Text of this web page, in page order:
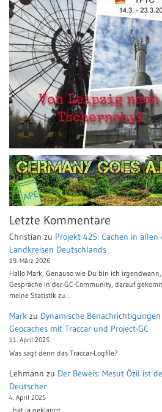
Letzte Kommentare
Christian zu Projekt 425: Cachen in allen
Landkreisen Deutschlands
19. März 2026
Hallo Mark, Genauso wie Du bin ich
Gespräche in der GC-Community, darauf
meine Statistik zu…
Mark zu Dynamische
Geocaches mit Traccar und Project-GC
11. April 2025
Was sagt denn das Traccar-Logfile?
Lehmann zu Der Beweis: Mesut Özil ist
Deutscher
4. April 2025
...hat ja geklappt...